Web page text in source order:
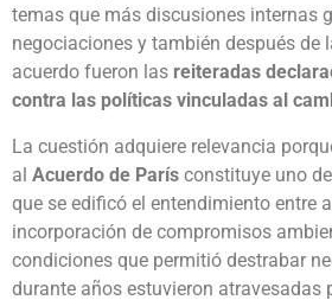
temas que más discusiones internas
negociaciones y también después de
acuerdo fueron las reiteradas
contra las políticas vinculadas al
La cuestión adquiere relevancia
al Acuerdo de París constituye uno
que se edificó el entendimiento entre
incorporación de compromisos
condiciones que permitió destrabar
durante años estuvieron atravesadas